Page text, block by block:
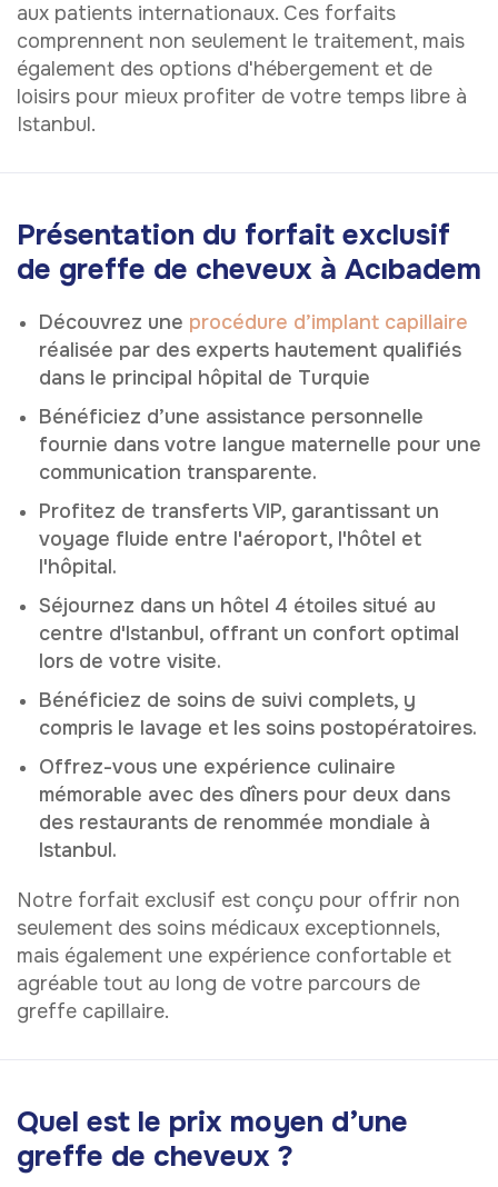
aux patients internationaux. Ces forfaits
comprennent non seulement le traitement, mais
également des options d'hébergement et de
loisirs pour mieux profiter de votre temps libre à
Istanbul.
Présentation du forfait exclusif
de greffe de cheveux à Acıbadem
Découvrez une procédure d’implant capillaire
réalisée par des experts hautement qualifiés
dans le principal hôpital de Turquie
Bénéficiez d’une assistance personnelle
fournie dans votre langue maternelle pour une
communication transparente.
Profitez de transferts VIP, garantissant un
voyage fluide entre l'aéroport, l'hôtel et
l'hôpital.
Séjournez dans un hôtel 4 étoiles situé au
centre d'Istanbul, offrant un confort optimal
lors de votre visite.
Bénéficiez de soins de suivi complets, y
compris le lavage et les soins postopératoires.
Offrez-vous une expérience culinaire
mémorable avec des dîners pour deux dans
des restaurants de renommée mondiale à
Istanbul.
Notre forfait exclusif est conçu pour offrir non
seulement des soins médicaux exceptionnels,
mais également une expérience confortable et
agréable tout au long de votre parcours de
greffe capillaire.
Quel est le prix moyen d’une
greffe de cheveux ?